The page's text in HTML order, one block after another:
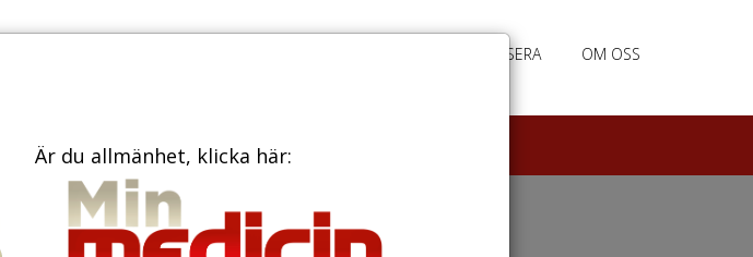
ANNONSERA OM OSS
Är du allmänhet, klicka här: